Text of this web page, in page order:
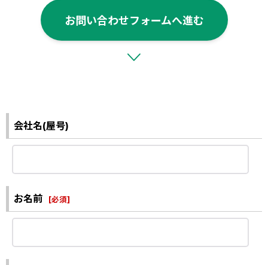
お問い合わせフォームへ進む
会社名(屋号)
お名前 [必須]